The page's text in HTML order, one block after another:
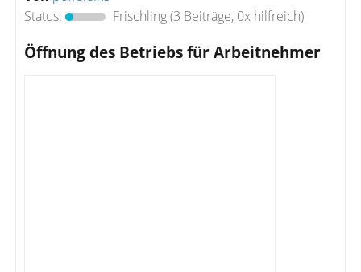
Status:
Frischling(3 Beiträge, 0x hilfreich)
Öffnung des Betriebs für Arbeitnehmer